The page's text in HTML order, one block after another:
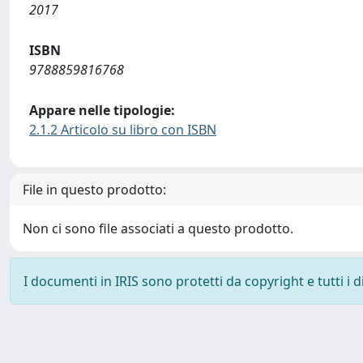
2017
ISBN
9788859816768
Appare nelle tipologie:
2.1.2 Articolo su libro con ISBN
File in questo prodotto:
Non ci sono file associati a questo prodotto.
I documenti in IRIS sono protetti da copyright e tutti i